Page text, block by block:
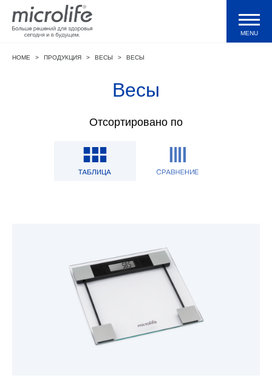
Продукция
Валидации и клинические исследования
Поддержка
MENU
HOME > ПРОДУКЦИЯ > ВЕСЫ > ВЕСЫ
Весы
Отсортировано по